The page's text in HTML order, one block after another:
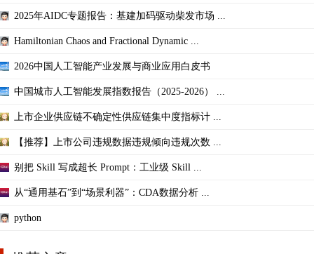
2025年AIDC专题报告：基建加码驱动柴发市场 ...
Hamiltonian Chaos and Fractional Dynamic ...
2026中国人工智能产业发展与商业应用白皮书
中国城市人工智能发展指数报告（2025-2026） ...
上市企业供应链不确定性供应链集中度指标计 ...
【推荐】上市公司违规数据违规倾向违规次数 ...
别把 Skill 写成超长 Prompt：工业级 Skill ...
从“通用基石”到“场景利器”：CDA数据分析 ...
python